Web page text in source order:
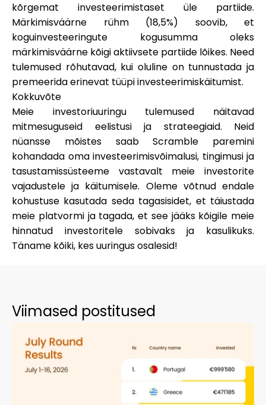
kõrgemat investeerimistaset üle partiide.
Märkimisväärne rühm (18,5%) soovib, et
koguinvesteeringute kogusumma oleks
märkimisväärne kõigi aktiivsete partiide lõikes. Need
tulemused rõhutavad, kui oluline on tunnustada ja
premeerida erinevat tüüpi investeerimiskäitumist.
Kokkuvõte
Meie investoriuuringu tulemused näitavad
mitmesuguseid eelistusi ja strateegiaid. Neid
nüansse mõistes saab Scramble paremini
kohandada oma investeerimisvõimalusi, tingimusi ja
tasustamissüsteeme vastavalt meie investorite
vajadustele ja käitumisele. Oleme võtnud endale
kohustuse kasutada seda tagasisidet, et täiustada
meie platvormi ja tagada, et see jääks kõigile meie
hinnatud investoritele sobivaks ja kasulikuks.
Täname kõiki, kes uuringus osalesid!
Viimased postitused